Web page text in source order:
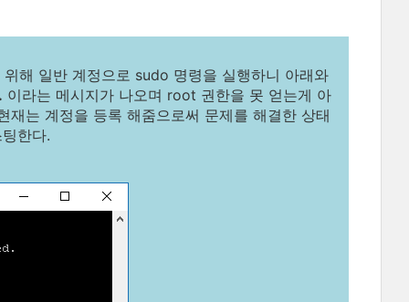
해 일반 계정으로 sudo 명령을 실행하니 아래와
이라는 메시지가 나오며 root 권한을 못 얻는게 아
는 계정을 등록 해줌으로써 문제를 해결한 상태
한다.